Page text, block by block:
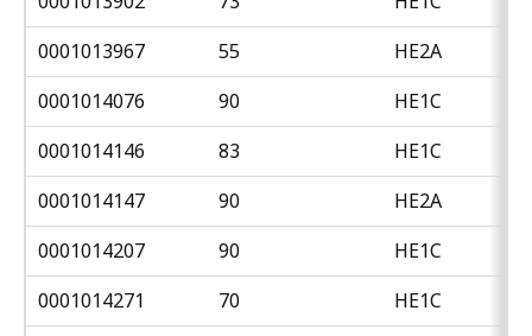
0001013967
55
HE2A
0001014076
90
HE1C
0001014146
83
HE1C
0001014147
90
HE2A
0001014207
90
HE1C
0001014271
70
HE1C